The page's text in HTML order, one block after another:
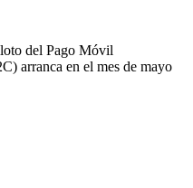
del Pago Móvil
arranca en el mes de mayo